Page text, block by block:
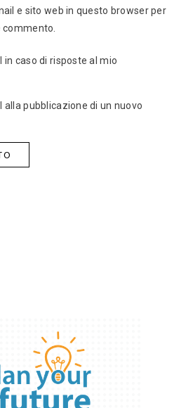
e sito web in questo browser per
commento.
caso di risposte al mio
pubblicazione di un nuovo